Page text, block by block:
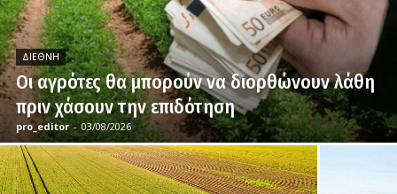
ΔΙΕΘΝΉ
Οι αγρότες θα μπορούν να διορθώνουν λάθη
πριν χάσουν την επιδότηση
pro_editor - 03/08/2026